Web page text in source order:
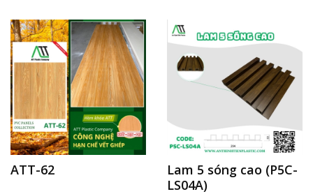
ATT-62
Lam 5 sóng cao (P5C-
LS04A)